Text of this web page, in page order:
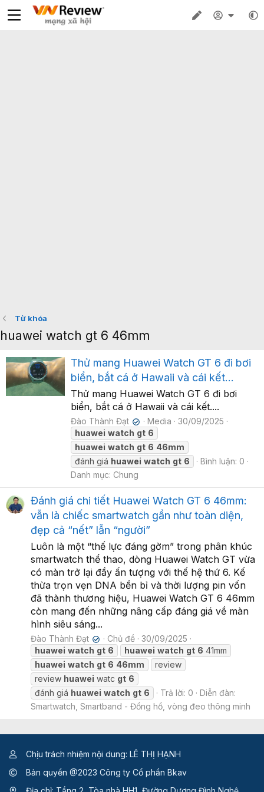
Từ khóa
huawei watch gt 6 46mm
Thử mang Huawei Watch GT 6 đi bơi
biển, bắt cá ở Hawaii và cái kết...
Thử mang Huawei Watch GT 6 đi bơi
biển, bắt cá ở Hawaii và cái kết....
Đào Thành Đạt ✔ Media
30/09/2025
huawei watch gt 6
huawei watch gt 6 46mm
đánh giá huawei watch gt 6
Bình luận: 0
Danh mục: Chung
Đánh giá chi tiết Huawei Watch GT 6 46mm:
vẫn là chiếc smartwatch gần như toàn diện,
đẹp cả “nết” lẫn “người”
Luôn là một “thế lực đáng gờm” trong phân khúc
smartwatch thể thao, dòng Huawei Watch GT vừa
có màn trở lại đầy ấn tượng với thế hệ thứ 6. Kế
thừa trọn vẹn DNA bền bỉ và thời lượng pin vốn
đã thành thương hiệu, Huawei Watch GT 6 46mm
còn mang đến những nâng cấp đáng giá về màn
hình siêu sáng...
Đào Thành Đạt ✔ Chủ đề
30/09/2025
huawei watch gt 6 huawei watch gt 6 41mm
huawei watch gt 6 46mm
review
review huawei watc gt 6
đánh giá huawei watch gt 6 Trả lời: 0
Diễn đàn:
Smartwatch, Smartband - Đồng hồ, vòng đeo thông minh
Chịu trách nhiệm nội dung: LÊ THỊ HẠNH
Bản quyền @2023 Công ty Cổ phần Bkav